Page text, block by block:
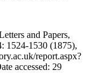
and Papers,
1524-1530 (1875),
report.aspx?
accessed: 29